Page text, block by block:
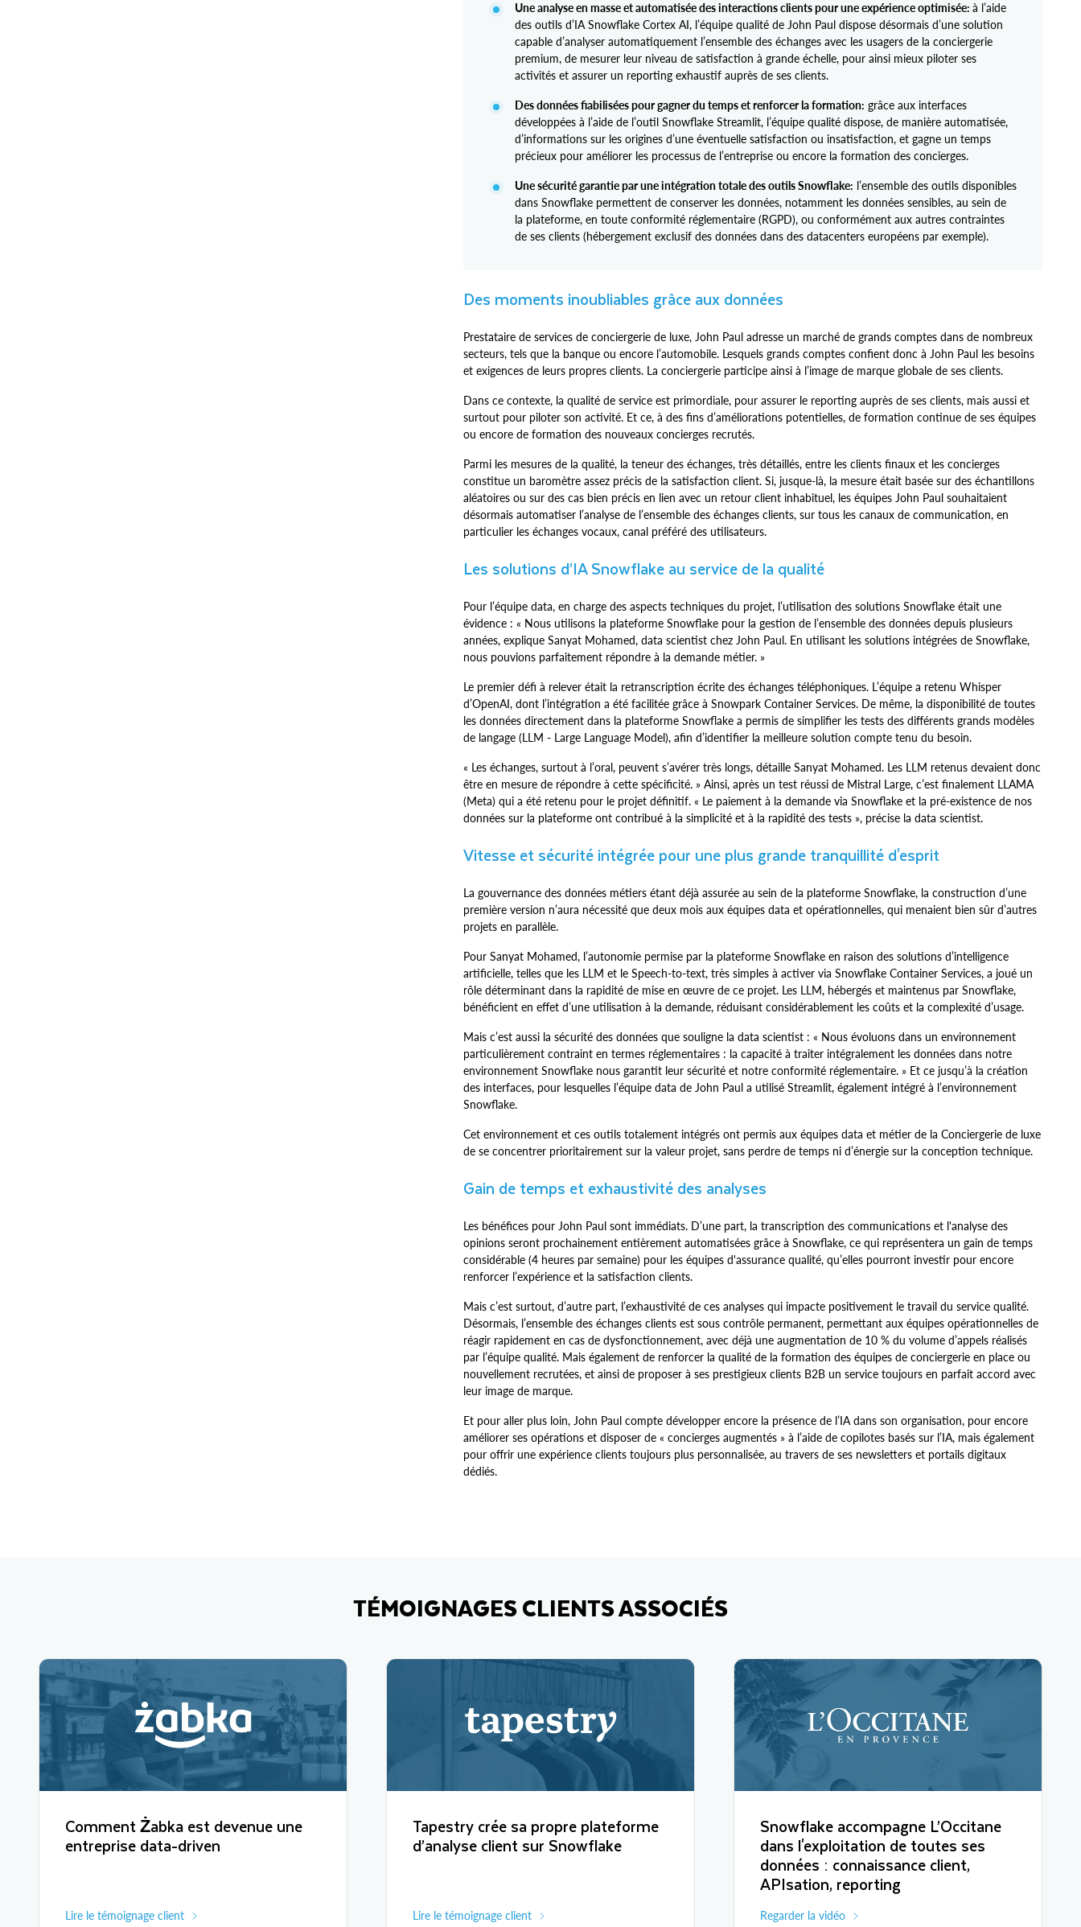
Une analyse en masse et automatisée des interactions clients pour une expérience optimisée: à l’aide
des outils d’IA Snowflake Cortex AI, l’équipe qualité de John Paul dispose désormais d’une solution
capable d’analyser automatiquement l’ensemble des échanges avec les usagers de la conciergerie
premium, de mesurer leur niveau de satisfaction à grande échelle, pour ainsi mieux piloter ses
activités et assurer un reporting exhaustif auprès de ses clients.
Des données fiabilisées pour gagner du temps et renforcer la formation: grâce aux interfaces
développées à l’aide de l’outil Snowflake Streamlit, l’équipe qualité dispose, de manière automatisée,
d’informations sur les origines d’une éventuelle satisfaction ou insatisfaction, et gagne un temps
précieux pour améliorer les processus de l’entreprise ou encore la formation des concierges.
Une sécurité garantie par une intégration totale des outils Snowflake: l’ensemble des outils disponibles
dans Snowflake permettent de conserver les données, notamment les données sensibles, au sein de
la plateforme, en toute conformité réglementaire (RGPD), ou conformément aux autres contraintes
de ses clients (hébergement exclusif des données dans des datacenters européens par exemple).
Des moments inoubliables grâce aux données
Prestataire de services de conciergerie de luxe, John Paul adresse un marché de grands comptes dans de nombreux
secteurs, tels que la banque ou encore l’automobile. Lesquels grands comptes confient donc à John Paul les besoins
et exigences de leurs propres clients. La conciergerie participe ainsi à l’image de marque globale de ses clients.
Dans ce contexte, la qualité de service est primordiale, pour assurer le reporting auprès de ses clients, mais aussi et
surtout pour piloter son activité. Et ce, à des fins d’améliorations potentielles, de formation continue de ses équipes
ou encore de formation des nouveaux concierges recrutés.
Parmi les mesures de la qualité, la teneur des échanges, très détaillés, entre les clients finaux et les concierges
constitue un baromètre assez précis de la satisfaction client. Si, jusque-là, la mesure était basée sur des échantillons
aléatoires ou sur des cas bien précis en lien avec un retour client inhabituel, les équipes John Paul souhaitaient
désormais automatiser l’analyse de l’ensemble des échanges clients, sur tous les canaux de communication, en
particulier les échanges vocaux, canal préféré des utilisateurs.
Les solutions d’IA Snowflake au service de la qualité
Pour l’équipe data, en charge des aspects techniques du projet, l’utilisation des solutions Snowflake était une
évidence : « Nous utilisons la plateforme Snowflake pour la gestion de l’ensemble des données depuis plusieurs
années, explique Sanyat Mohamed, data scientist chez John Paul. En utilisant les solutions intégrées de Snowflake,
nous pouvions parfaitement répondre à la demande métier. »
Le premier défi à relever était la retranscription écrite des échanges téléphoniques. L’équipe a retenu Whisper
d’OpenAI, dont l’intégration a été facilitée grâce à Snowpark Container Services. De même, la disponibilité de toutes
les données directement dans la plateforme Snowflake a permis de simplifier les tests des différents grands modèles
de langage (LLM - Large Language Model), afin d’identifier la meilleure solution compte tenu du besoin.
« Les échanges, surtout à l’oral, peuvent s’avérer très longs, détaille Sanyat Mohamed. Les LLM retenus devaient donc
être en mesure de répondre à cette spécificité. » Ainsi, après un test réussi de Mistral Large, c’est finalement LLAMA
(Meta) qui a été retenu pour le projet définitif. « Le paiement à la demande via Snowflake et la pré-existence de nos
données sur la plateforme ont contribué à la simplicité et à la rapidité des tests », précise la data scientist.
Vitesse et sécurité intégrée pour une plus grande tranquillité d'esprit
La gouvernance des données métiers étant déjà assurée au sein de la plateforme Snowflake, la construction d’une
première version n’aura nécessité que deux mois aux équipes data et opérationnelles, qui menaient bien sûr d’autres
projets en parallèle.
Pour Sanyat Mohamed, l’autonomie permise par la plateforme Snowflake en raison des solutions d’intelligence
artificielle, telles que les LLM et le Speech-to-text, très simples à activer via Snowflake Container Services, a joué un
rôle déterminant dans la rapidité de mise en œuvre de ce projet. Les LLM, hébergés et maintenus par Snowflake,
bénéficient en effet d’une utilisation à la demande, réduisant considérablement les coûts et la complexité d’usage.
Mais c’est aussi la sécurité des données que souligne la data scientist : « Nous évoluons dans un environnement
particulièrement contraint en termes réglementaires : la capacité à traiter intégralement les données dans notre
environnement Snowflake nous garantit leur sécurité et notre conformité réglementaire. » Et ce jusqu’à la création
des interfaces, pour lesquelles l’équipe data de John Paul a utilisé Streamlit, également intégré à l’environnement
Snowflake.
Cet environnement et ces outils totalement intégrés ont permis aux équipes data et métier de la Conciergerie de luxe
de se concentrer prioritairement sur la valeur projet, sans perdre de temps ni d’énergie sur la conception technique.
Gain de temps et exhaustivité des analyses
Les bénéfices pour John Paul sont immédiats. D’une part, la transcription des communications et l'analyse des
opinions seront prochainement entièrement automatisées grâce à Snowflake, ce qui représentera un gain de temps
considérable (4 heures par semaine) pour les équipes d'assurance qualité, qu’elles pourront investir pour encore
renforcer l’expérience et la satisfaction clients.
Mais c’est surtout, d’autre part, l’exhaustivité de ces analyses qui impacte positivement le travail du service qualité.
Désormais, l’ensemble des échanges clients est sous contrôle permanent, permettant aux équipes opérationnelles de
réagir rapidement en cas de dysfonctionnement, avec déjà une augmentation de 10 % du volume d’appels réalisés
par l’équipe qualité. Mais également de renforcer la qualité de la formation des équipes de conciergerie en place ou
nouvellement recrutées, et ainsi de proposer à ses prestigieux clients B2B un service toujours en parfait accord avec
leur image de marque.
Et pour aller plus loin, John Paul compte développer encore la présence de l’IA dans son organisation, pour encore
améliorer ses opérations et disposer de « concierges augmentés » à l’aide de copilotes basés sur l’IA, mais également
pour offrir une expérience clients toujours plus personnalisée, au travers de ses newsletters et portails digitaux
dédiés.
TÉMOIGNAGES CLIENTS ASSOCIÉS
Comment Żabka est devenue une
entreprise data-driven
Lire le témoignage client
Tapestry crée sa propre plateforme
d’analyse client sur Snowflake
Lire le témoignage client
Snowflake accompagne L’Occitane
dans l'exploitation de toutes ses
données : connaissance client,
APIsation, reporting
Regarder la vidéo